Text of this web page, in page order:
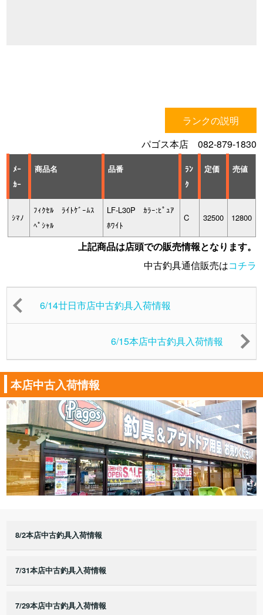
ランクの説明
パゴス本店 082-879-1830
ﾒｰ
ｶｰ
商品名 品番
ﾗﾝ
ｸ
定価 売値
ｼﾏﾉ
ﾌｨｸｾﾙ ﾗｲﾄｹﾞｰﾑｽ
ﾍﾟｼｬﾙ
LF-L30P ｶﾗｰ:ﾋﾟｭｱ
ﾎﾜｲﾄ
C 32500 12800
上記商品は店頭での販売情報となります。
中古釣具通信販売はコチラ
6/14廿日市店中古釣具入荷情報
6/15本店中古釣具入荷情報
本店中古入荷情報
8/2本店中古釣具入荷情報
7/31本店中古釣具入荷情報
7/29本店中古釣具入荷情報